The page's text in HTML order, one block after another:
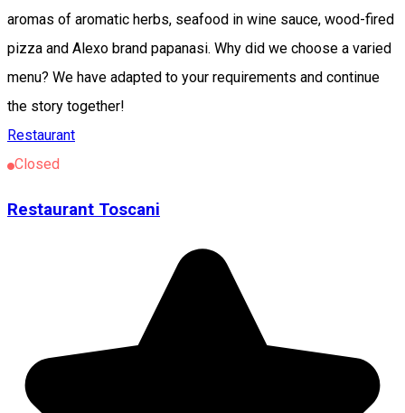
aromas of aromatic herbs, seafood in wine sauce, wood-fired
pizza and Alexo brand papanasi. Why did we choose a varied
menu? We have adapted to your requirements and continue
the story together!
Restaurant
Closed
Restaurant Toscani